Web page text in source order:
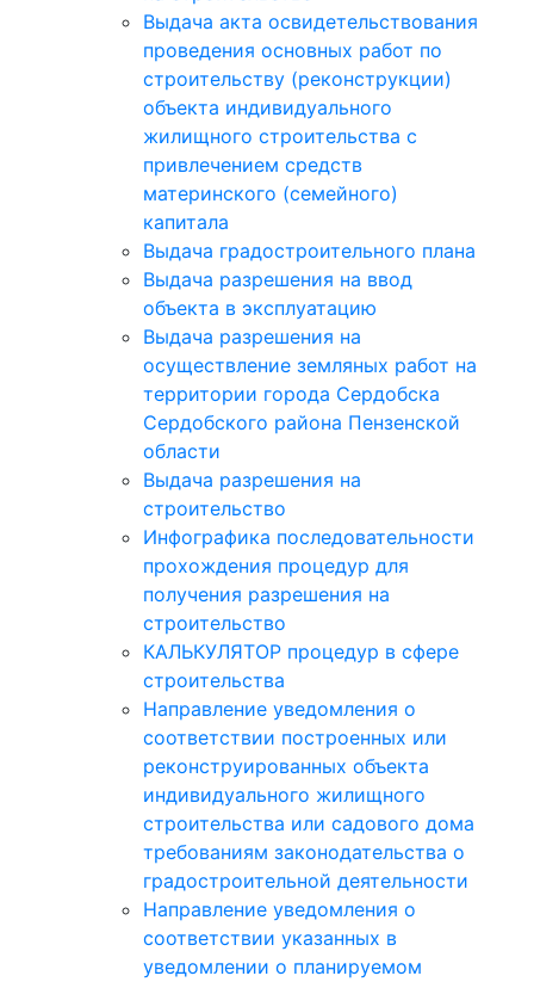
Выдача акта освидетельствования
проведения основных работ по
строительству (реконструкции)
объекта индивидуального
жилищного строительства с
привлечением средств
материнского (семейного)
капитала
Выдача градостроительного плана
Выдача разрешения на ввод
объекта в эксплуатацию
Выдача разрешения на
осуществление земляных работ на
территории города Сердобска
Сердобского района Пензенской
области
Выдача разрешения на
строительство
Инфографика последовательности
прохождения процедур для
получения разрешения на
строительство
КАЛЬКУЛЯТОР процедур в сфере
строительства
Направление уведомления о
соответствии построенных или
реконструированных объекта
индивидуального жилищного
строительства или садового дома
требованиям законодательства о
градостроительной деятельности
Направление уведомления о
соответствии указанных в
уведомлении о планируемом